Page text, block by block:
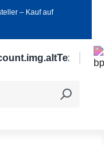
‒ Kauf auf